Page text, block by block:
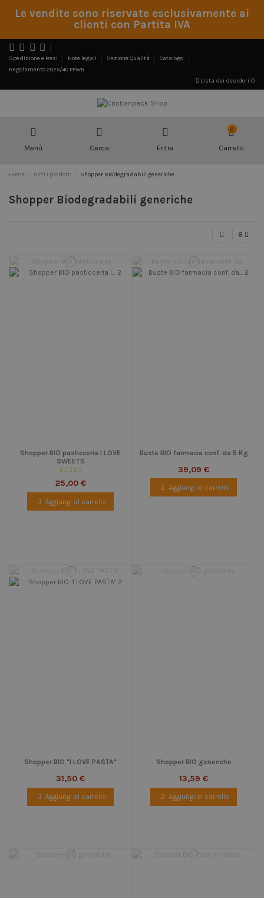
Le vendite sono riservate esclusivamente ai
clienti con Partita IVA
Spedizione e Resi Note legali Sezione Qualità
Catalogo
Regolamento 2025/40 PPWR
Lista dei desideri ()
Menù Cerca Entra
0
Carrello
Home Tutti i prodotti Shopper Biodegradabili generiche
Shopper Biodegradabili generiche
8
Shopper BIO pasticceria I LOVE
SWEETS
25,00 €
Aggiungi al carrello
Buste BIO farmacia conf. da 5 Kg
39,09 €
Aggiungi al carrello
Shopper BIO "I LOVE PASTA"
31,50 €
Aggiungi al carrello
Shopper BIO generiche
13,59 €
Aggiungi al carrello